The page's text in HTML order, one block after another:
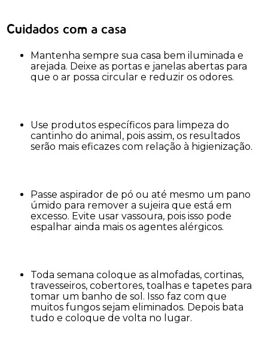
Cuidados com a casa
Mantenha sempre sua casa bem iluminada e
arejada. Deixe as portas e janelas abertas para
que o ar possa circular e reduzir os odores.
Use produtos específicos para limpeza do
cantinho do animal, pois assim, os resultados
serão mais eficazes com relação à higienização.
Passe aspirador de pó ou até mesmo um pano
úmido para remover a sujeira que está em
excesso. Evite usar vassoura, pois isso pode
espalhar ainda mais os agentes alérgicos.
Toda semana coloque as almofadas, cortinas,
travesseiros, cobertores, toalhas e tapetes para
tomar um banho de sol. Isso faz com que
muitos fungos sejam eliminados. Depois bata
tudo e coloque de volta no lugar.